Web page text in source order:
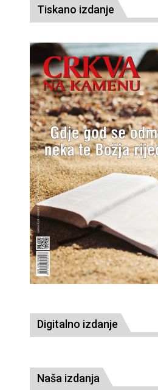
Tiskano izdanje
Digitalno izdanje
Naša izdanja